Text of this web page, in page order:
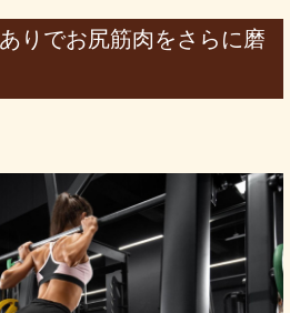
りでお尻筋肉をさらに磨